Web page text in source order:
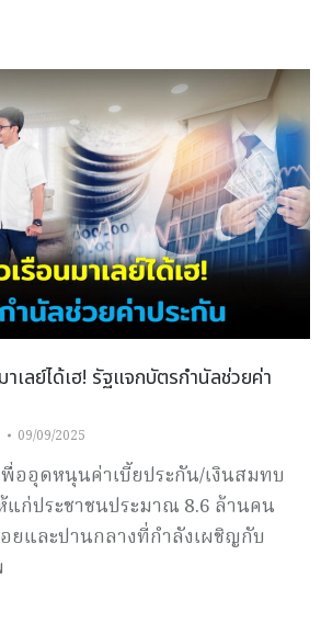
เลย์ได้เฮ! รัฐแจกบัตรกำนัลช่วยค่า
09/09/2025
พื่ออุดหนุนค่าเบี้ยประกัน/เงินสมทบ
แก่ประชาชนประมาณ 8.6 ล้านคน
ยและปานกลางที่กำลังเผชิญกับ